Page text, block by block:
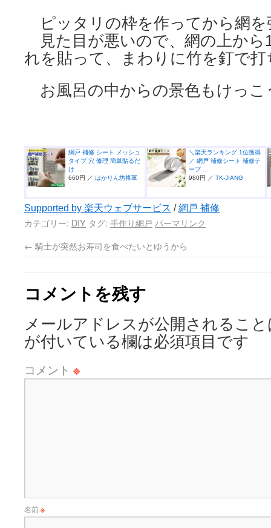
ピッタリの枠を作ってから網を
見た目が悪いので、網の上から
れを貼って、まわりに竹を釘で
お風呂の中からの景色もけっこ
網戸 補修 シート メッシュ
タイプ 穴 修理 簡単貼るだ
け ...
660円 ／ はかりん坊将軍
＼楽天ランキング 1位獲得
／ 網戸 補修シート 補修テ
ープ ...
980円 ／ TK-JIANG
Supported by 楽天ウェブサービス /網戸 補修
カテゴリー: DIY タグ: 手作り網戸 パーマリンク
← 騎士が突然お寿司を食べたいとゆうから
コメントを残す
メールアドレスが公開されるこ
が付いている欄は必須項目です
コメント ※
名前※